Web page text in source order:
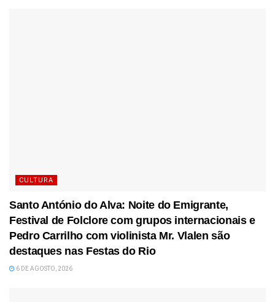
CULTURA
Santo António do Alva: Noite do Emigrante,
Festival de Folclore com grupos internacionais e
Pedro Carrilho com violinista Mr. Vlalen são
destaques nas Festas do Rio
6 DE AGOSTO, 2026